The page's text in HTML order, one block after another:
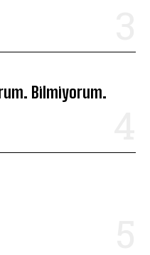
Bilmiyorum.